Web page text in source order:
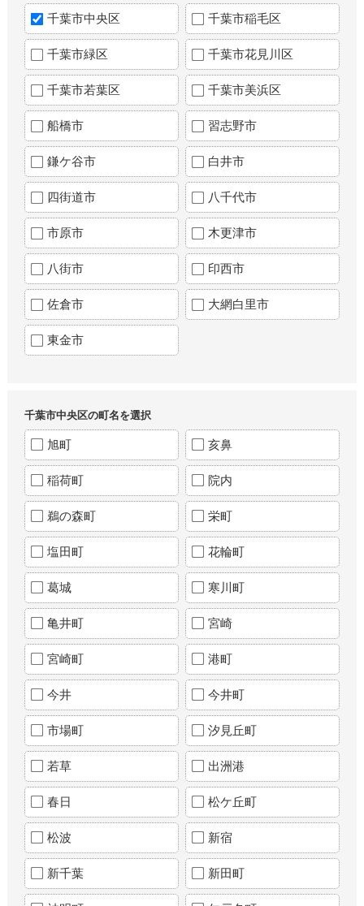
千葉市中央区 千葉市稲毛区
千葉市緑区 千葉市花見川区
千葉市若葉区 千葉市美浜区
船橋市 習志野市
鎌ケ谷市 白井市
四街道市 八千代市
市原市 木更津市
八街市 印西市
佐倉市 大網白里市
東金市
千葉市中央区の町名を選択
旭町 亥鼻
稲荷町 院内
鵜の森町 栄町
塩田町 花輪町
葛城 寒川町
亀井町 宮崎
宮崎町 港町
今井 今井町
市場町 汐見丘町
若草 出洲港
春日 松ケ丘町
松波 新宿
新千葉 新田町